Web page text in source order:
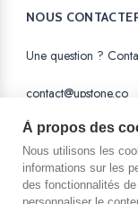
NOUS
Une question ?
contact@upstone.co
La
À propos des
Nous utilisons les
informations sur les
des fonctionnalités